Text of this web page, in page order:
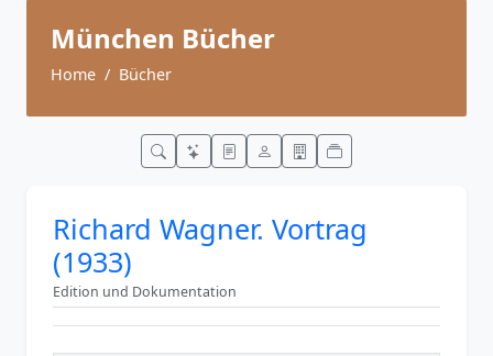
München Bücher
Home Bücher
Richard Wagner. Vortrag
(1933)
Edition und Dokumentation